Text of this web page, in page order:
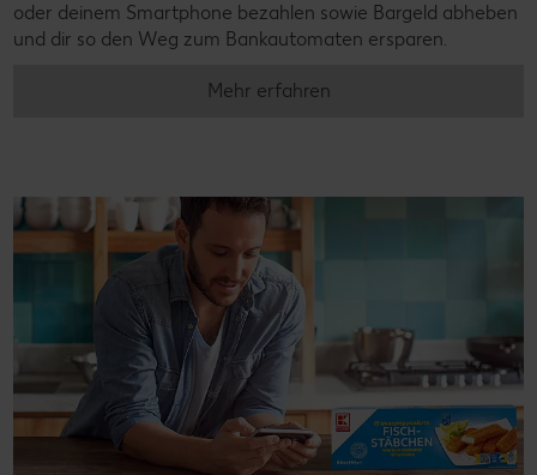
oder deinem Smartphone bezahlen sowie Bargeld abheben
und dir so den Weg zum Bankautomaten ersparen.
Mehr erfahren